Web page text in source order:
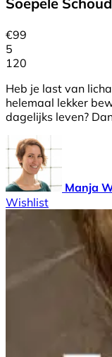
€99
5
120
Heb je last van
helemaal lekker
dagelijks leven?
Manja
Wishlist